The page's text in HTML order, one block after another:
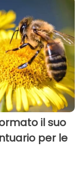
il suo
per le